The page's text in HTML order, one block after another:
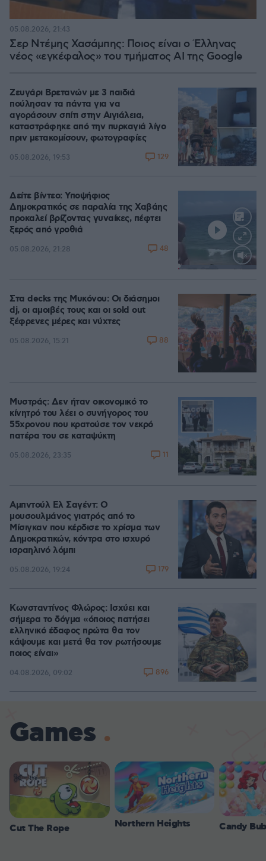
Σερ Ντέμης Χασάμπης: Ποιος είναι ο Έλληνας
νέος «εγκέφαλος» του τμήματος AI της Google
05.08.2026, 21:43
Ζευγάρι Βρετανών με 3 παιδιά
πούλησαν τα πάντα για να
αγοράσουν σπίτι στην Αιγιάλεια,
καταστράφηκε από την πυρκαγιά λίγο
πριν μετακομίσουν, φωτογραφίες
05.08.2026, 19:53 129
Loaded
Δείτε βίντεο: Υποψήφιος
Δημοκρατικός σε παραλία της Χαβάης
προκαλεί βρίζοντας γυναίκες, πέφτει
ξερός από γροθιά
05.08.2026, 21:28 48
Στα decks της Μυκόνου: Οι διάσημοι
dj, οι αμοιβές τους και οι sold out
ξέφρενες μέρες και νύχτες
05.08.2026, 15:21 88
Μυστράς: Δεν ήταν οικονομικό το
κίνητρό του λέει ο συνήγορος του
55χρονου που κρατούσε τον νεκρό
πατέρα του σε καταψύκτη
05.08.2026, 23:35 11
Αμπντούλ Ελ Σαγέντ: Ο
μουσουλμάνος γιατρός από το
Μίσιγκαν που κέρδισε το χρίσμα των
Δημοκρατικών, κόντρα στο ισχυρό
ισραηλινό λόμπι
05.08.2026, 19:24 179
Κωνσταντίνος Φλώρος: Ισχύει και
σήμερα το δόγμα «όποιος πατήσει
ελληνικό έδαφος πρώτα θα τον
κάψουμε και μετά θα τον ρωτήσουμε
ποιος είναι»
04.08.2026, 09:02 896
Games
Cut The Rope Northern Heights Candy